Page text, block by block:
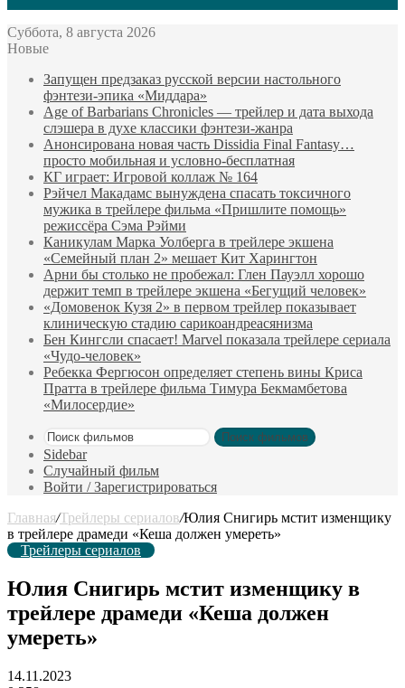
Суббота, 8 августа 2026
Новые
Запущен предзаказ русской версии настольного
фэнтези-эпика «Миддара»
Age of Barbarians Chronicles — трейлер и дата выхода
слэшера в духе классики фэнтези-жанра
Анонсирована новая часть Dissidia Final Fantasy…
просто мобильная и условно-бесплатная
КГ играет: Игровой коллаж № 164
Рэйчел Макадамс вынуждена спасать токсичного
мужика в трейлере фильма «Пришлите помощь»
режиссёра Сэма Рэйми
Каникулам Марка Уолберга в трейлере экшена
«Семейный план 2» мешает Кит Харингтон
Арни бы столько не пробежал: Глен Пауэлл хорошо
держит темп в трейлере экшена «Бегущий человек»
«Домовенок Кузя 2» в первом трейлер показывает
клиническую стадию сарикоандреасянизма
Бен Кингсли спасает! Marvel показала трейлере сериала
«Чудо-человек»
Ребекка Фергюсон определяет степень вины Криса
Пратта в трейлере фильма Тимура Бекмамбетова
«Милосердие»
Поиск фильмов
Sidebar
Случайный фильм
Войти / Зарегистрироваться
Главная/Трейлеры сериалов/Юлия Снигирь мстит изменщику
в трейлере драмеди «Кеша должен умереть»
Трейлеры сериалов
Юлия Снигирь мстит изменщику в
трейлере драмеди «Кеша должен
умереть»
14.11.2023